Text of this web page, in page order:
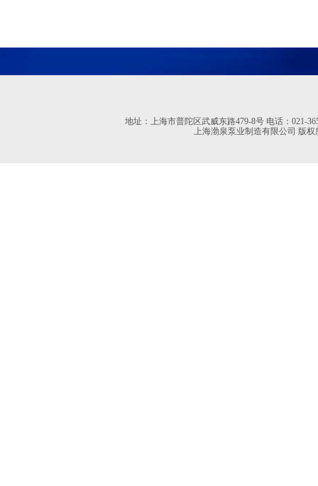
地址：上海市普陀区武威东路479-8号 电话：021-
上海渤泉泵业制造有限公司 版